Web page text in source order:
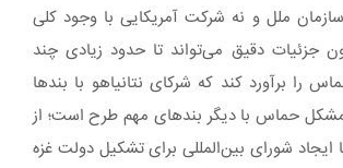
ملل و نه شرکت آمریکایی با وجود کلی
بودن آن‌ها و بدون جزئیات دقیق می‌‎تواند تا حدود زیادی چند
را برآورد ‌کند که شرکای نتانیاهو با بندها
مشکل حماس با دیگر بندهای مهم طرح است؛ از
ایجاد شورای بین‌المللی برای تشکیل دولت غزه